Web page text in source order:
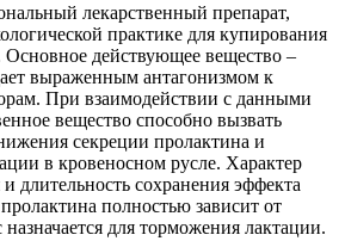
лекарственный препарат,
практике для купирования
Основное действующее вещество –
выраженным антагонизмом к
При взаимодействии с данными
вещество способно вызвать
секреции пролактина и
в кровеносном русле. Характер
длительность сохранения эффекта
полностью зависит от
для торможения лактации.